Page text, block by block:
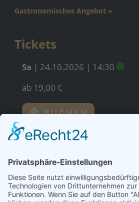
Gastronomisches Angebot »
Tickets
Sa | 24.10.2026 | 14:30
ab 19,00 €
zurück zur Übersicht